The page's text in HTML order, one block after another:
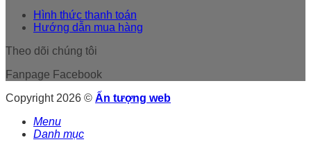
Hình thức thanh toán
Hướng dẫn mua hàng
Theo dõi chúng tôi
Fanpage Facebook
Copyright 2026 © Ấn tượng web
Menu
Danh mục